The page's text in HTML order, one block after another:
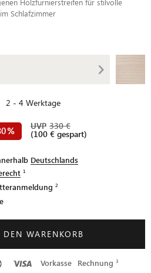
Schlafzimmer
2 - 4 Werktage
%
UVP 330 €
(100 € gespart)
Deutschlands
WARENKORB
Vorkasse Rechnung